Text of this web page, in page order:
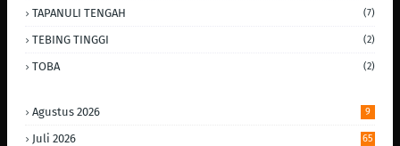
TAPANULI TENGAH (7)
TEBING TINGGI (2)
TOBA (2)
Agustus 2026 9
Juli 2026 65